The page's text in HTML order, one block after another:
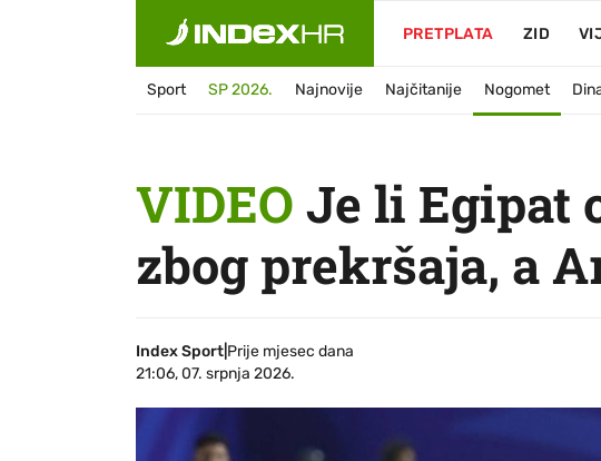
PRETPLATA ZID
Sport SP 2026. Najnovije Najčitanije Nogomet
VIDEO Je li Egipat
zbog prekršaja, a
Index Sport
Prije mjesec dana
21:06, 07. srpnja 2026.